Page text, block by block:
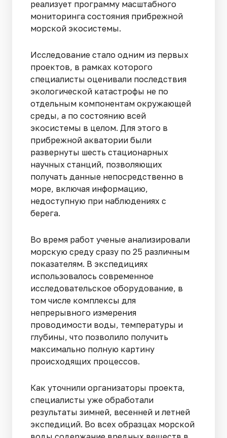
реализует программу масштабного
мониторинга состояния прибрежной
морской экосистемы.
Исследование стало одним из первых
проектов, в рамках которого
специалисты оценивали последствия
экологической катастрофы не по
отдельным компонентам окружающей
среды, а по состоянию всей
экосистемы в целом. Для этого в
прибрежной акватории были
развернуты шесть стационарных
научных станций, позволяющих
получать данные непосредственно в
море, включая информацию,
недоступную при наблюдениях с
берега.
Во время работ ученые анализировали
морскую среду сразу по 25 различным
показателям. В экспедициях
использовалось современное
исследовательское оборудование, в
том числе комплексы для
непрерывного измерения
проводимости воды, температуры и
глубины, что позволило получить
максимально полную картину
происходящих процессов.
Как уточнили организаторы проекта,
специалисты уже обработали
результаты зимней, весенней и летней
экспедиций. Во всех образцах морской